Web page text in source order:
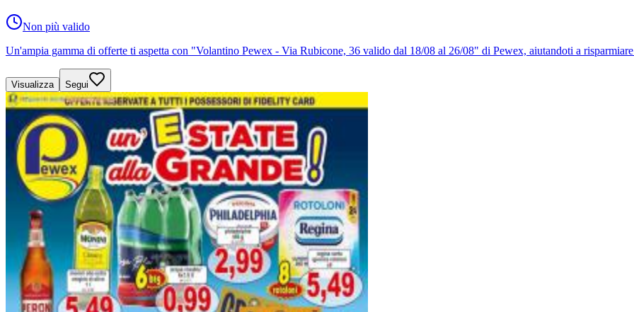
Non più valido
Un'ampia gamma di offerte ti aspetta con "Volantino Pewex - Via Rubicone, 36 valido dal 18/08 al 26/08" di Pewex, aiutandoti a
Visualizza Segui